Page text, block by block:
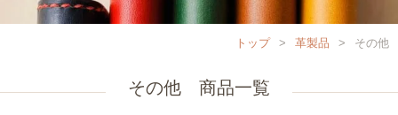
トップ > 革製品 > その他
その他 商品一覧